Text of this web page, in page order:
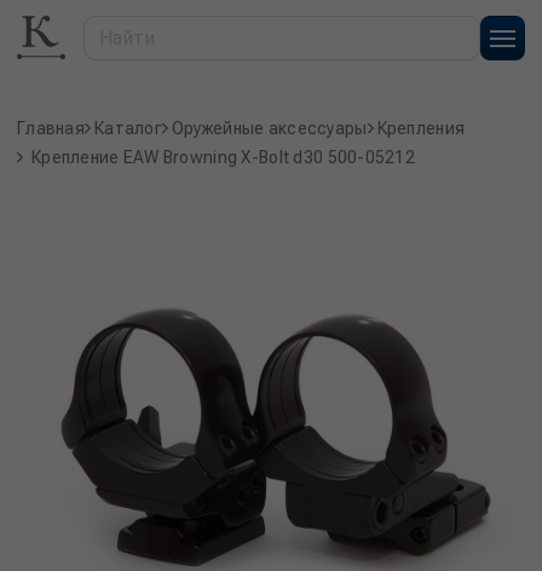
Главная Каталог Оружейные аксессуары
Крепления
Крепление EAW Browning X-Bolt d30 500-05212